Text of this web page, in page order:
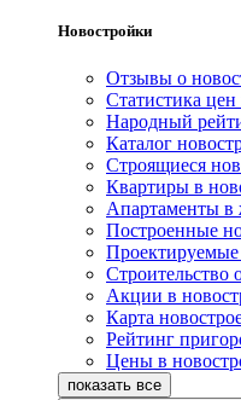
Новостройки
Отзывы о
Статистика
Народный
Каталог
Строящиеся
Квартиры в
Апартаменты в
Построенные
Проектируемые
Строительство
Акции в
Карта
Рейтинг
Цены в